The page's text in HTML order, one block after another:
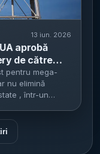
13 iun. 2026
aprobă
de către
întărește
proces
pentru mega-
nu elimină
, într-un